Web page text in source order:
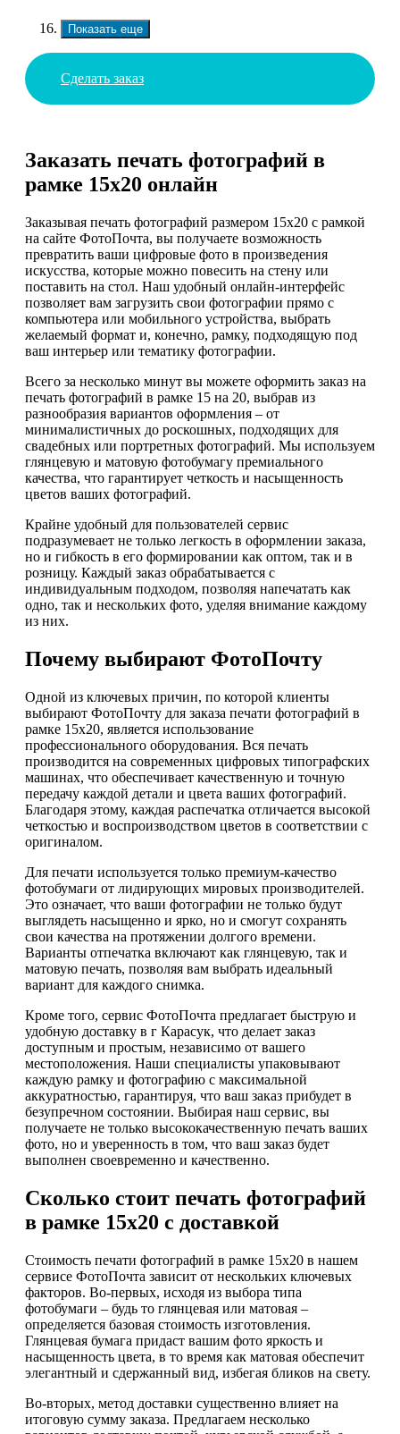
Показать еще
Сделать заказ
Заказать печать фотографий в
рамке 15х20 онлайн
Заказывая печать фотографий размером 15х20 с рамкой
на сайте ФотоПочта, вы получаете возможность
превратить ваши цифровые фото в произведения
искусства, которые можно повесить на стену или
поставить на стол. Наш удобный онлайн-интерфейс
позволяет вам загрузить свои фотографии прямо с
компьютера или мобильного устройства, выбрать
желаемый формат и, конечно, рамку, подходящую под
ваш интерьер или тематику фотографии.
Всего за несколько минут вы можете оформить заказ на
печать фотографий в рамке 15 на 20, выбрав из
разнообразия вариантов оформления – от
минималистичных до роскошных, подходящих для
свадебных или портретных фотографий. Мы используем
глянцевую и матовую фотобумагу премиального
качества, что гарантирует четкость и насыщенность
цветов ваших фотографий.
Крайне удобный для пользователей сервис
подразумевает не только легкость в оформлении заказа,
но и гибкость в его формировании как оптом, так и в
розницу. Каждый заказ обрабатывается с
индивидуальным подходом, позволяя напечатать как
одно, так и нескольких фото, уделяя внимание каждому
из них.
Почему выбирают ФотоПочту
Одной из ключевых причин, по которой клиенты
выбирают ФотоПочту для заказа печати фотографий в
рамке 15х20, является использование
профессионального оборудования. Вся печать
производится на современных цифровых типографских
машинах, что обеспечивает качественную и точную
передачу каждой детали и цвета ваших фотографий.
Благодаря этому, каждая распечатка отличается высокой
четкостью и воспроизводством цветов в соответствии с
оригиналом.
Для печати используется только премиум-качество
фотобумаги от лидирующих мировых производителей.
Это означает, что ваши фотографии не только будут
выглядеть насыщенно и ярко, но и смогут сохранять
свои качества на протяжении долгого времени.
Варианты отпечатка включают как глянцевую, так и
матовую печать, позволяя вам выбрать идеальный
вариант для каждого снимка.
Кроме того, сервис ФотоПочта предлагает быструю и
удобную доставку в г Карасук, что делает заказ
доступным и простым, независимо от вашего
местоположения. Наши специалисты упаковывают
каждую рамку и фотографию с максимальной
аккуратностью, гарантируя, что ваш заказ прибудет в
безупречном состоянии. Выбирая наш сервис, вы
получаете не только высококачественную печать ваших
фото, но и уверенность в том, что ваш заказ будет
выполнен своевременно и качественно.
Сколько стоит печать фотографий
в рамке 15х20 с доставкой
Стоимость печати фотографий в рамке 15х20 в нашем
сервисе ФотоПочта зависит от нескольких ключевых
факторов. Во-первых, исходя из выбора типа
фотобумаги – будь то глянцевая или матовая –
определяется базовая стоимость изготовления.
Глянцевая бумага придаст вашим фото яркость и
насыщенность цвета, в то время как матовая обеспечит
элегантный и сдержанный вид, избегая бликов на свету.
Во-вторых, метод доставки существенно влияет на
итоговую сумму заказа. Предлагаем несколько